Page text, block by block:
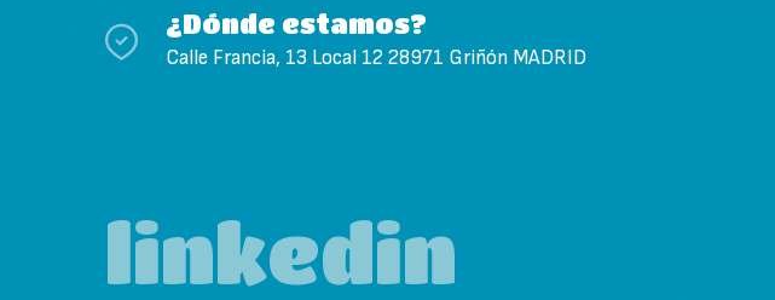
¿Dónde estamos?
Calle Francia, 13 Local 12 28971 Griñón MADRID
linkedin